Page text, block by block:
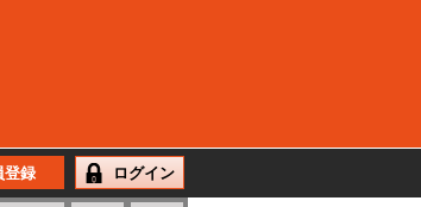
登録 ログイン